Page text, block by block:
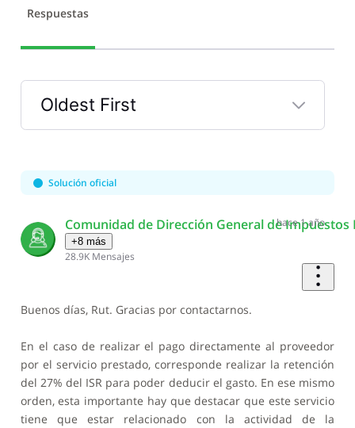
Respuestas
Oldest First
Selected
First
Solución oficial
Comunidad de Dirección General de
+8 más
28.9K Mensajes
hace 1 año
Buenos días, Rut. Gracias por contactarnos.
En el caso de realizar el pago directamente al proveedor
por el servicio prestado, corresponde realizar la retención
del 27% del ISR para poder deducir el gasto. En ese mismo
orden, esta importante hay que destacar que este servicio
tiene que estar relacionado con la actividad de la